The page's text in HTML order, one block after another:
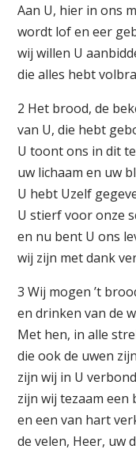
Aan U, hier in ons
wordt lof en eer
wij willen U
die alles hebt
2 Het brood, de
van U, die hebt
U toont ons in dit
uw lichaam en uw
U hebt Uzelf
U stierf voor onze
en nu bent U ons
wij zijn met dank
3 Wij mogen ’t
en drinken van de
Met hen, in alle
die ook de uwen
zijn wij in U
zijn wij tezaam een
en een van hart
de velen, Heer, uw